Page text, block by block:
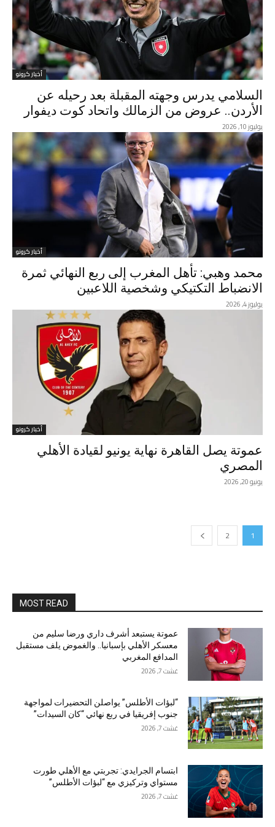
أخبار كرونو
السلامي يدرس وجهته المقبلة بعد رحيله عن
الأردن.. عروض من الزمالك واتحاد كوت ديفوار
يوليوز 10, 2026
أخبار كرونو
محمد وهبي: تأهل المغرب إلى ربع النهائي ثمرة
الانضباط التكتيكي وشخصية اللاعبين
يوليوز 4, 2026
أخبار كرونو
عموتة يصل القاهرة نهاية يونيو لقيادة الأهلي
المصري
يونيو 20, 2026
1
2
MOST READ
عموتة يستبعد أشرف داري ورضا سليم من
معسكر الأهلي بإسبانيا.. والغموض يلف مستقبل
المدافع المغربي
غشت 7, 2026
“لبؤات الأطلس” يواصلن التحضيرات لمواجهة
جنوب إفريقيا في ربع نهائي “كان السيدات”
غشت 7, 2026
ابتسام الجرايدي: تجربتي مع الأهلي طورت
مستواي وتركيزي مع “لبؤات الأطلس”
غشت 7, 2026